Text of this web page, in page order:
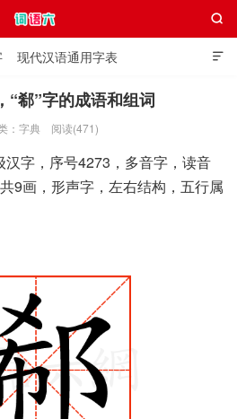

现代汉语通用字表
独体字大全 极简英语词典

“郗”字的成语和组词
： 字典 阅读(471)
字，序号4273，多音字，读音
9画，形声字，左右结构，五行属